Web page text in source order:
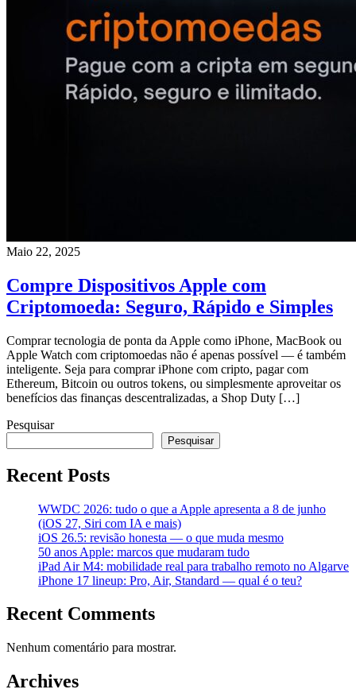
Maio 22, 2025
Compre Dispositivos Apple com
Criptomoeda: Seguro, Rápido e Simples
Comprar tecnologia de ponta da Apple como iPhone, MacBook ou
Apple Watch com criptomoedas não é apenas possível — é também
inteligente. Seja para comprar iPhone com cripto, pagar com
Ethereum, Bitcoin ou outros tokens, ou simplesmente aproveitar os
benefícios das finanças descentralizadas, a Shop Duty […]
Pesquisar
Pesquisar
Recent Posts
WWDC 2026: tudo o que a Apple apresenta a 8 de junho
(iOS 27, Siri com IA e mais)
iOS 26.5: revisão honesta — o que muda mesmo
50 anos Apple: marcos que mudaram tudo
iPad Air M4: mobilidade real para trabalho remoto no Algarve
iPhone 17 lineup: Pro, Air, Standard — qual é o teu?
Recent Comments
Nenhum comentário para mostrar.
Archives